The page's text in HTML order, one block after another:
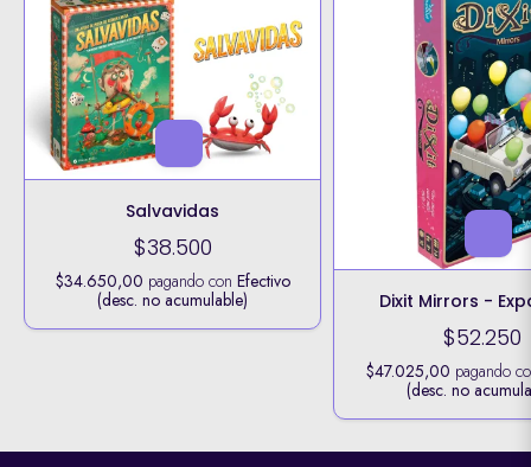
Salvavidas
$38.500
$34.650,00 pagando con Efectivo
(desc. no acumulable)
Dixit Mirrors -
$52.250
$47.025,00 pagando
(desc. no